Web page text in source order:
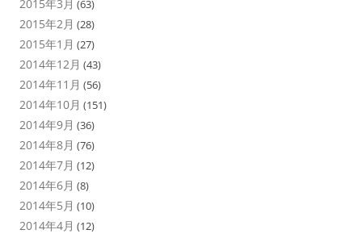
2015年3月 (63)
2015年2月 (28)
2015年1月 (27)
2014年12月 (43)
2014年11月 (56)
2014年10月 (151)
2014年9月 (36)
2014年8月 (76)
2014年7月 (12)
2014年6月 (8)
2014年5月 (10)
2014年4月 (12)